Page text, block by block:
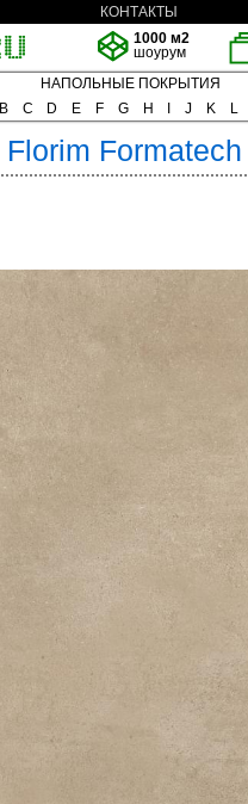
КОНТАКТЫ
1000 м2
шоурум
НАПОЛЬНЫЕ ПОКРЫТИЯ
B C D E F G H J K L
Florim Formatech